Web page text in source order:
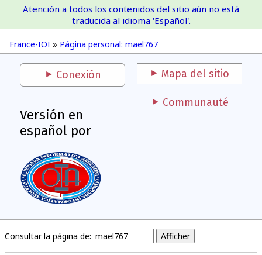
France-IOI
France-IOI » Página personal: mael767
Atención a todos los contenidos del sitio aún no está
traducida al idioma 'Español'.
Conexión Mapa del sitio
Versión en
español por
Communauté
Consultar la página de: